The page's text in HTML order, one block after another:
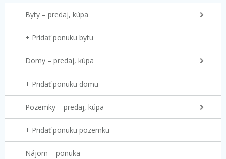
Byty – predaj, kúpa
+ Pridať ponuku bytu
Domy – predaj, kúpa
+ Pridať ponuku domu
Pozemky – predaj, kúpa
+ Pridať ponuku pozemku
Nájom – ponuka